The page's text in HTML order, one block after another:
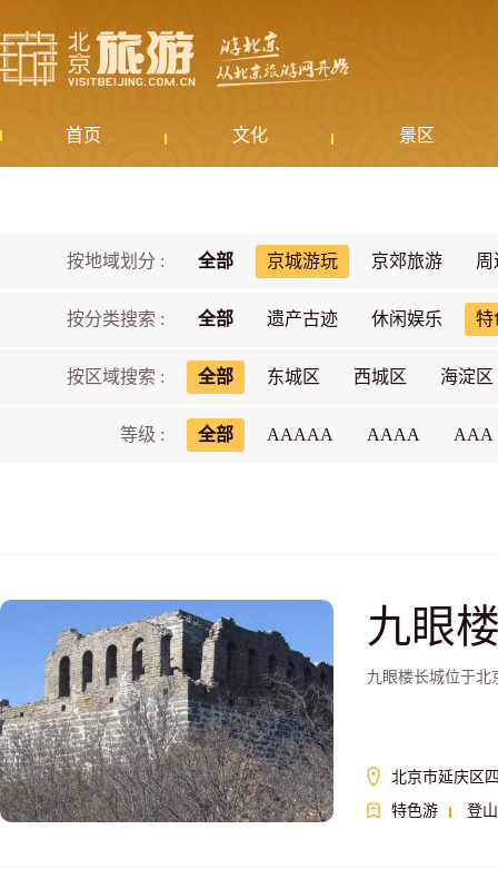
首页 文化 景区
按地域划分 : 全部 京城游玩 京郊旅游 周
按分类搜索 : 全部 遗产古迹 休闲娱乐 特
按区域搜索 : 全部 东城区 西城区 海淀区
等级 : 全部 AAAAA AAAA AAA
九眼
九眼楼长城位于北
北京市延庆区
特色游
登山